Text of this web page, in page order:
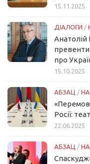
15.11.2025
ДІАЛОГИ /
про
15.10.2025
АБЗАЦ / НА
Росії:
22.06.2025
АБЗАЦ / НА